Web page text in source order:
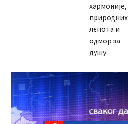
хармоније,
природних
лепота и
одмор за
душу